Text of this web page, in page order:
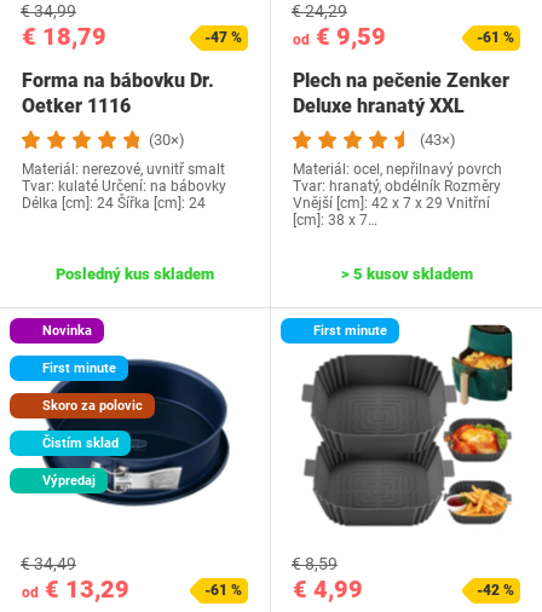
€ 18,79
€ 34,99
-47 %
Forma na bábovku Dr.
Oetker 1116
(30×)
Materiál: nerezové, uvnitř smalt
Tvar: kulaté Určení: na bábovky
Délka [cm]: 24 Šířka [cm]: 24
Posledný kus skladem
od € 9,59
€ 24,29
-61 %
Plech na pečenie Zenker
Deluxe hranatý XXL
(43×)
Materiál: ocel, nepřilnavý povrch
Tvar: hranatý, obdélník Rozměry
Vnější [cm]: 42 x 7 x 29 Vnitřní
[cm]: 38 x 7…
> 5 kusov skladem
Novinka
First minute
Skoro za polovic
Čistím sklad
Výpredaj
od € 13,29
€ 34,49
-61 %
First minute
€ 4,99
€ 8,59
-42 %